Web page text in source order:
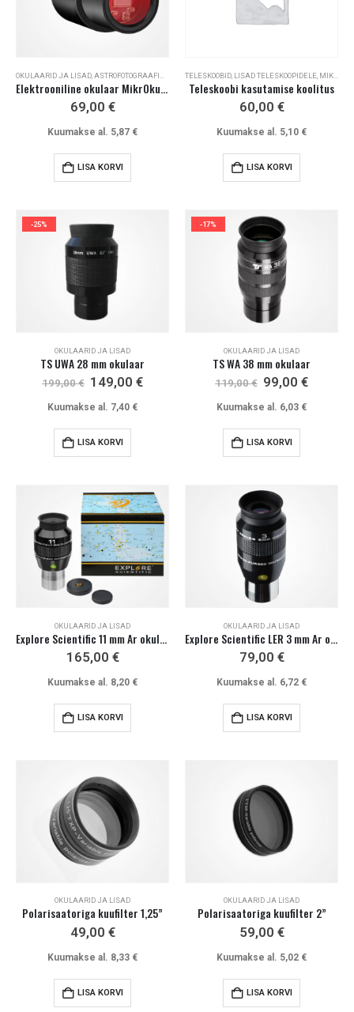
OKULAARID JA LISAD ASTROFOTOGRAAFIA MIKROSKOOBID JA LISAD
Elektrooniline okulaar MikrOkular Full-HD
69,00 €
Kuumakse al. 5,87 €
LISA KORVI
TELESKOOBID LISAD TELESKOOPIDELE MIKROSKOOBID JA LISAD
Teleskoobi kasutamise koolitus
60,00 €
Kuumakse al. 5,10 €
LISA KORVI
-25%
OKULAARID JA LISAD
TS UWA 28 mm okulaar
199,00€ Algne
hind
oli:
149,00 €Current
Kuumakse al. 7,40 €
LISA KORVI
-17%
OKULAARID JA LISAD
TS WA 38 mm okulaar
119,00€ Algne
hind
oli:
99,00 €Current
Kuumakse al. 6,03 €
LISA KORVI
OKULAARID JA LISAD
Explore Scientific 11 mm Ar okulaar 82°
165,00 €
Kuumakse al. 8,20 €
LISA KORVI
OKULAARID JA LISAD
Explore Scientific LER 3 mm Ar okulaar 52°
79,00 €
Kuumakse al. 6,72 €
LISA KORVI
OKULAARID JA LISAD
Polarisaatoriga kuufilter 1,25”
49,00 €
Kuumakse al. 8,33 €
LISA KORVI
OKULAARID JA LISAD
Polarisaatoriga kuufilter 2”
59,00 €
Kuumakse al. 5,02 €
LISA KORVI